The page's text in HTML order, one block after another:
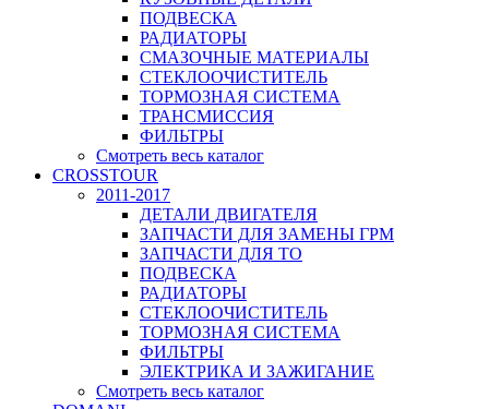
ПОДВЕСКА
РАДИАТОРЫ
СМАЗОЧНЫЕ МАТЕРИАЛЫ
СТЕКЛООЧИСТИТЕЛЬ
ТОРМОЗНАЯ СИСТЕМА
ТРАНСМИССИЯ
ФИЛЬТРЫ
Смотреть весь каталог
CROSSTOUR
2011-2017
ДЕТАЛИ ДВИГАТЕЛЯ
ЗАПЧАСТИ ДЛЯ ЗАМЕНЫ ГРМ
ЗАПЧАСТИ ДЛЯ ТО
ПОДВЕСКА
РАДИАТОРЫ
СТЕКЛООЧИСТИТЕЛЬ
ТОРМОЗНАЯ СИСТЕМА
ФИЛЬТРЫ
ЭЛЕКТРИКА И ЗАЖИГАНИЕ
Смотреть весь каталог